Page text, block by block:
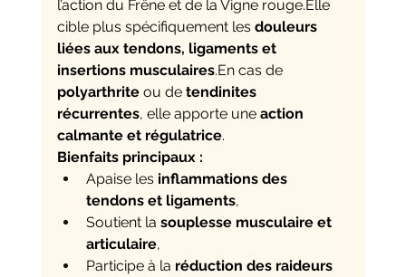
l’action du Frêne et de la Vigne rouge.Elle
cible plus spécifiquement les douleurs
liées aux tendons, ligaments et
insertions musculaires.En cas de
polyarthrite ou de tendinites
récurrentes, elle apporte une action
calmante et régulatrice.
Bienfaits principaux :
Apaise les inflammations des
tendons et ligaments,
Soutient la souplesse musculaire et
articulaire,
Participe à la réduction des raideurs